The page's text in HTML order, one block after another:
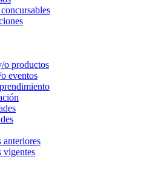
o productos
eventos
anteriores
vigentes